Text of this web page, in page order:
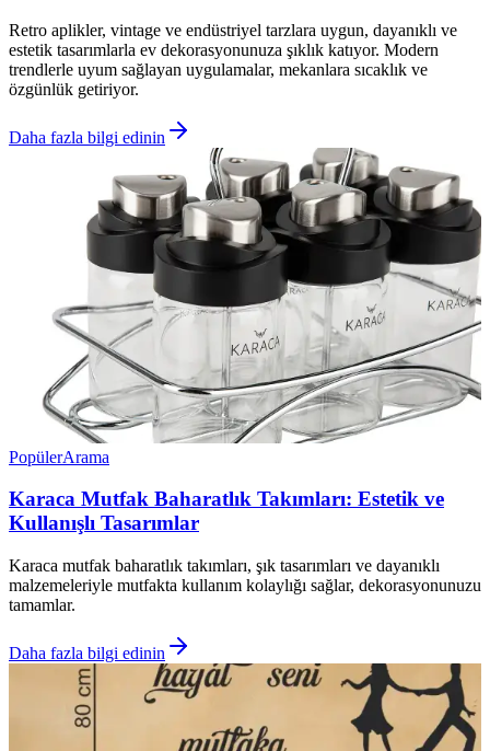
Retro aplikler, vintage ve endüstriyel tarzlara uygun, dayanıklı ve
estetik tasarımlarla ev dekorasyonunuza şıklık katıyor. Modern
trendlerle uyum sağlayan uygulamalar, mekanlara sıcaklık ve
özgünlük getiriyor.
Daha fazla bilgi edinin
PopülerArama
Karaca Mutfak Baharatlık Takımları: Estetik ve
Kullanışlı Tasarımlar
Karaca mutfak baharatlık takımları, şık tasarımları ve dayanıklı
malzemeleriyle mutfakta kullanım kolaylığı sağlar, dekorasyonunuzu
tamamlar.
Daha fazla bilgi edinin